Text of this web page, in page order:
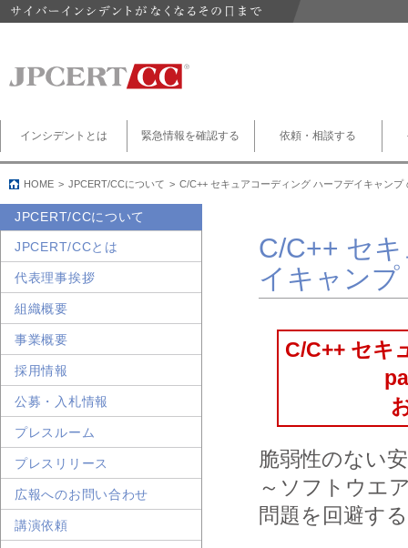
インシデントとは 緊急情報を確認する 依頼・相談する
HOME JPCERT/CCについて C/C++ セキュアコーディング ハーフデイキャンプ
C/C++ セ
イキャンプ
C/C++ セキ
脆弱性のない
～ソフトウエ
問題を回避す
JPCERT/CCについて
JPCERT/CCとは
代表理事挨拶
組織概要
事業概要
採用情報
公募・入札情報
プレスルーム
プレスリリース
広報へのお問い合わせ
講演依頼